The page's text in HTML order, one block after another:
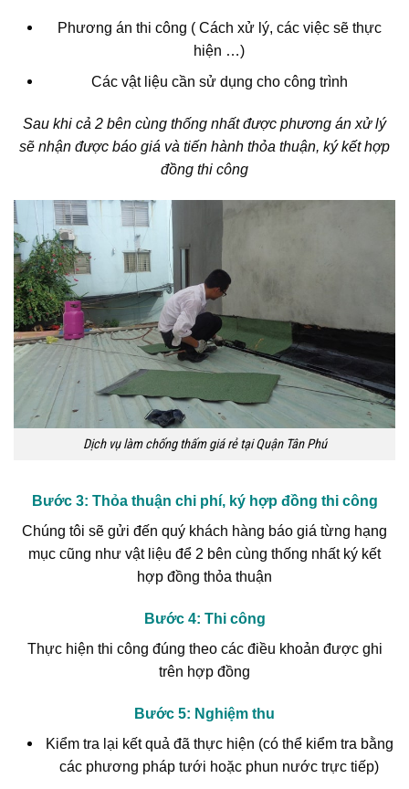
Phương án thi công ( Cách xử lý, các việc sẽ thực
hiện …)
Các vật liệu cần sử dụng cho công trình
Sau khi cả 2 bên cùng thống nhất được phương án xử lý
sẽ nhận được báo giá và tiến hành thỏa thuận, ký kết hợp
đồng thi công
Dịch vụ làm chống thấm giá rẻ tại Quận Tân Phú
Bước 3: Thỏa thuận chi phí, ký hợp đồng thi công
Chúng tôi sẽ gửi đến quý khách hàng báo giá từng hạng
mục cũng như vật liệu để 2 bên cùng thống nhất ký kết
hợp đồng thỏa thuận
Bước 4: Thi công
Thực hiện thi công đúng theo các điều khoản được ghi
trên hợp đồng
Bước 5: Nghiệm thu
Kiểm tra lại kết quả đã thực hiện (có thể kiểm tra bằng
các phương pháp tưới hoặc phun nước trực tiếp)